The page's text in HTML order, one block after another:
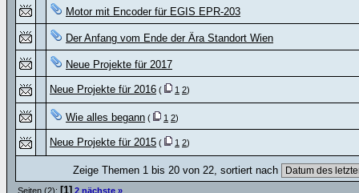
Motor mit Encoder für EGIS EPR-203
Der Anfang vom Ende der Ära Standort Wien
Neue Projekte für 2017
Neue Projekte für 2016 ( 1 2)
Wie alles begann ( 1 2)
Neue Projekte für 2015 ( 1 2)
Zeige Themen 1 bis 20 von 22, sortiert nach
Seiten (2): [1] 2 nächste »